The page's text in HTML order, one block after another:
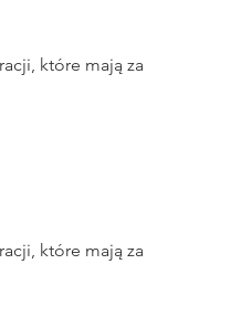
które mają za
które mają za